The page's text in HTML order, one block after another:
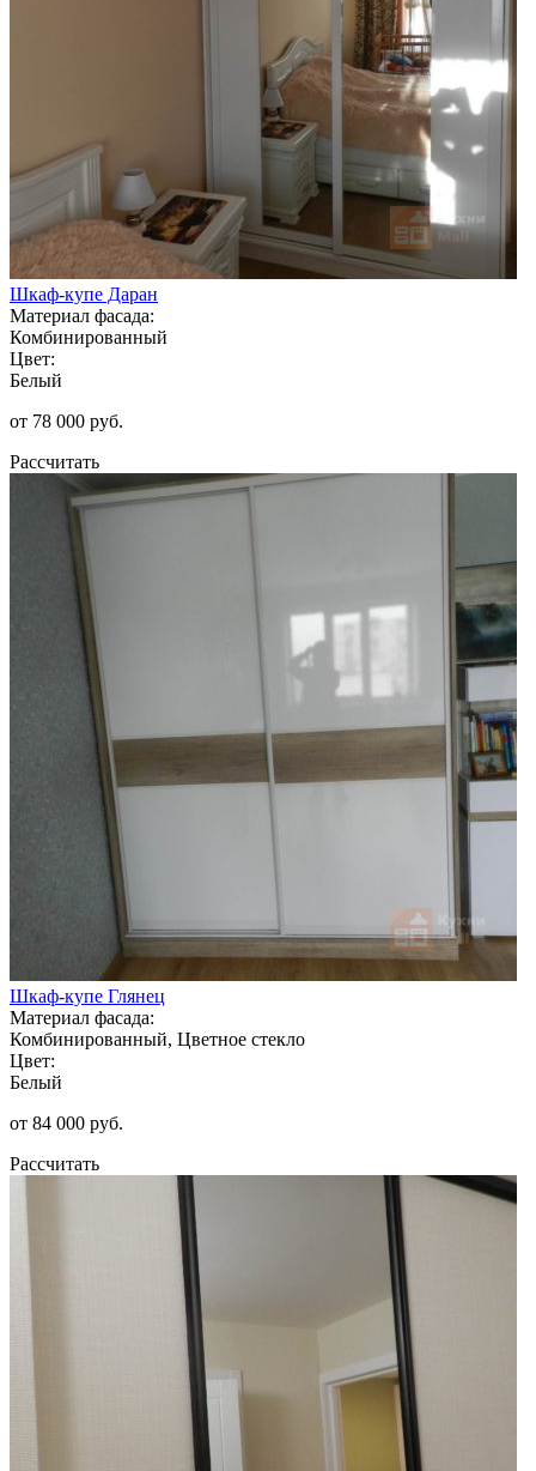
Шкаф-купе Даран
Материал фасада:
Комбинированный
Цвет:
Белый
от 78 000 руб.
Рассчитать
Шкаф-купе Глянец
Материал фасада:
Комбинированный, Цветное стекло
Цвет:
Белый
от 84 000 руб.
Рассчитать